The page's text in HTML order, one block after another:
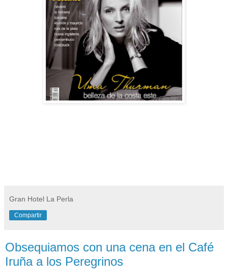
Gran Hotel La Perla
Compartir
Obsequiamos con una cena en el Café
Iruña a los Peregrinos